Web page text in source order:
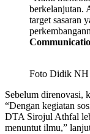
berkelanjutan.
target sasaran
Foto Didik NH
Sebelum direnovasi,
“Dengan kegiatan
DTA Sirojul Athfal
menuntut ilmu,”